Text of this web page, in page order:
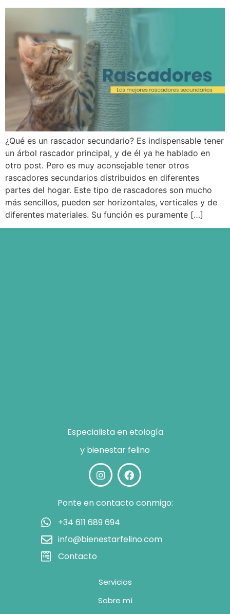
¿Qué es un rascador secundario? Es indispensable tener
un árbol rascador principal, y de él ya he hablado en
otro post. Pero es muy aconsejable tener otros
rascadores secundarios distribuidos en diferentes
partes del hogar. Este tipo de rascadores son mucho
más sencillos, pueden ser horizontales, verticales y de
diferentes materiales. Su función es puramente […]
Especialista en etología
y bienestar felino
Ponte en contacto conmigo:
+34 611 689 694
info@bienestarfelino.com
Contacto
Servicios
Sobre mí